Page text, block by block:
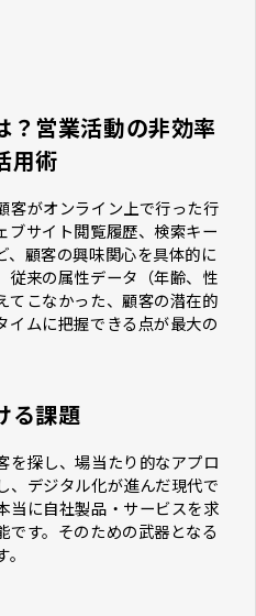
？営業活動の非効率
用術
客がオンライン上で行った行
ブサイト閲覧履歴、検索キー
、顧客の興味関心を具体的に
従来の属性データ（年齢、性
てこなかった、顧客の潜在的
イムに把握できる点が最大の
る課題
を探し、場当たり的なアプロ
、デジタル化が進んだ現代で
当に自社製品・サービスを求
です。そのための武器となる